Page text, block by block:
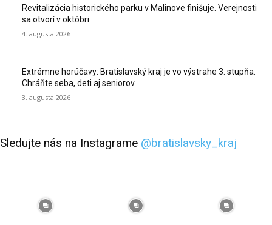
Revitalizácia historického parku v Malinove finišuje. Verejnosti
sa otvorí v októbri
4. augusta 2026
Extrémne horúčavy: Bratislavský kraj je vo výstrahe 3. stupňa.
Chráňte seba, deti aj seniorov
3. augusta 2026
Sledujte nás na Instagrame @bratislavsky_kraj